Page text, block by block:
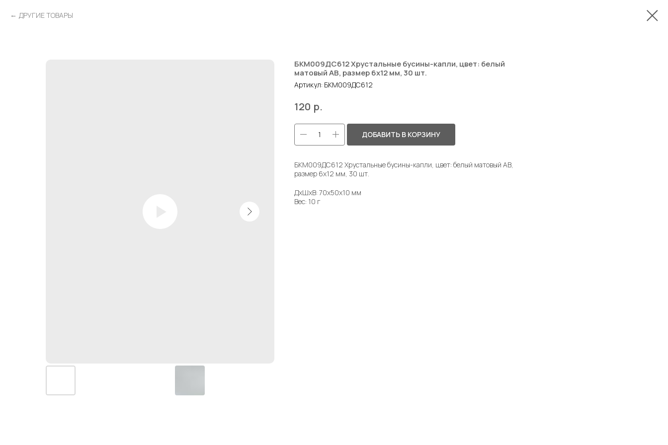
ДРУГИЕ ТОВАРЫ
БКМ009ДС612 Хрустальные бусины-капли, цвет: белый
матовый AB, размер 6х12 мм, 30 шт.
Артикул: БКМ009ДС612
120 р.
ДОБАВИТЬ В КОРЗИНУ
БКМ009ДС612 Хрустальные бусины-капли, цвет: белый матовый AB,
размер 6х12 мм, 30 шт.
ДxШxВ: 70x50x10 мм
Вес: 10 г